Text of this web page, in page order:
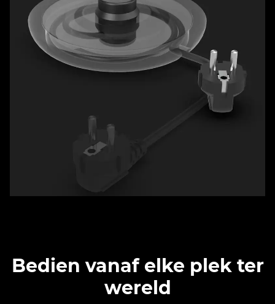
Bedien vanaf elke plek ter
wereld